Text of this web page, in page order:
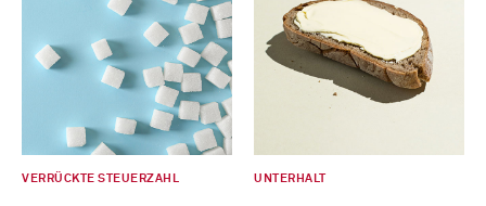
VERRÜCKTE STEUERZAHL UNTERHALT